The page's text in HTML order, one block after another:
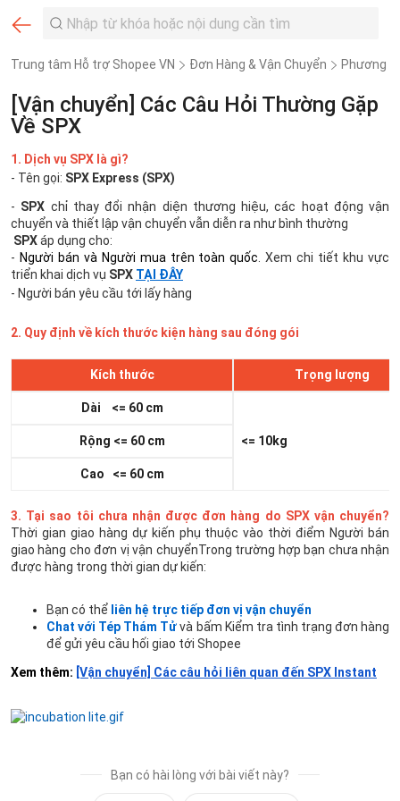
Trung tâm Hỗ trợ Shopee VN Đơn Hàng & Vận Chuyển Phương
[Vận chuyển] Các Câu Hỏi Thường Gặp
Về SPX
1. Dịch vụ SPX là gì?
- Tên gọi: SPX Express (SPX)
- SPX chỉ thay đổi nhận diện thương hiệu, các hoạt động vận
chuyển và thiết lập vận chuyển vẫn diễn ra như bình thường
SPXáp dụng cho:
- Người bán và Người mua trên toàn quốc . Xem chi tiết khu vực
triển khai dịch vụ SPX TẠI ĐÂY
- Người bán yêu cầu tới lấy hàng
2. Quy định về kích thước kiện hàng sau đóng gói
Kích thước Trọng lượng
Dài <= 60 cm
<= 10kg
Rộng <= 60 cm
Cao <= 60 cm
3. Tại sao tôi chưa nhận được đơn hàng do SPX vận chuyển?
Thời gian giao hàng dự kiến phụ thuộc vào thời điểm Người bán
giao hàng cho đơn vị vận chuyểnTrong trường hợp bạn chưa nhận
được hàng trong thời gian dự kiến:
Bạn có thể liên hệ trực tiếp đơn vị vận chuyển
Chat với Tép Thám Tửvà bấm Kiểm tra tình trạng đơn hàng
để gửi yêu cầu hối giao tới Shopee​​​​​​​​​​​
Xem thêm: [Vận chuyển] Các câu hỏi liên quan đến SPX Instant
Bạn có hài lòng với bài viết này?